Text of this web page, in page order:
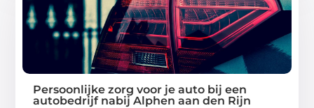
Persoonlijke zorg voor je auto bij een
autobedrijf nabij Alphen aan den Rijn